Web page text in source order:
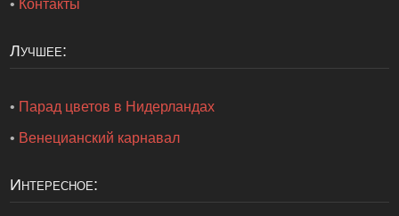
• Контакты
Лучшее:
• Парад цветов в Нидерландах
• Венецианский карнавал
Интересное: